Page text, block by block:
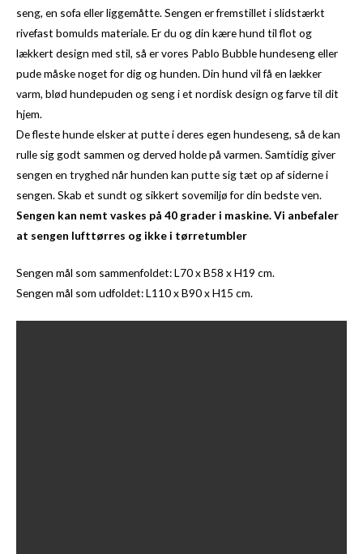
seng, en sofa eller liggemåtte. Sengen er fremstillet i slidstærkt
rivefast bomulds materiale. Er du og din kære hund til flot og
lækkert design med stil, så er vores Pablo Bubble hundeseng eller
pude måske noget for dig og hunden. Din hund vil få en lækker
varm, blød hundepuden og seng i et nordisk design og farve til dit
hjem.
De fleste hunde elsker at putte i deres egen hundeseng, så de kan
rulle sig godt sammen og derved holde på varmen. Samtidig giver
sengen en tryghed når hunden kan putte sig tæt op af siderne i
sengen. Skab et sundt og sikkert sovemiljø for din bedste ven.
Sengen kan nemt vaskes på 40 grader i maskine. Vi anbefaler
at sengen lufttørres og ikke i tørretumbler
Sengen mål som sammenfoldet: L70 x B58 x H19 cm.
Sengen mål som udfoldet: L110 x B90 x H15 cm.